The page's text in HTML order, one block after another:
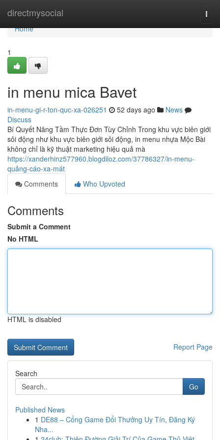
directmysocial
Home
Home
1
in menu mica Bavet
in-menu-gi-r-ton-quc-xa-026251 52 days ago
News
Discuss
Bí Quyết Nâng Tầm Thực Đơn Tùy Chỉnh Trong khu vực biên giới
sôi động như khu vực biên giới sôi động, in menu nhựa Mộc Bài
không chỉ là kỹ thuật marketing hiệu quả mà
https://xanderhinz577960.blogdiloz.com/37786327/in-menu-
quảng-cáo-xa-mát
Comments
Who Upvoted
Comments
Submit a Comment
No HTML
HTML is disabled
Report Page
Search
Go
Published News
1 DE88 – Cổng Game Đổi Thưởng Uy Tín, Đăng Ký
Nha...